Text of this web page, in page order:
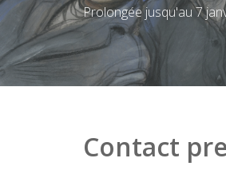
INFOS PRATIQUESProlongée jusqu'au 7
Contact